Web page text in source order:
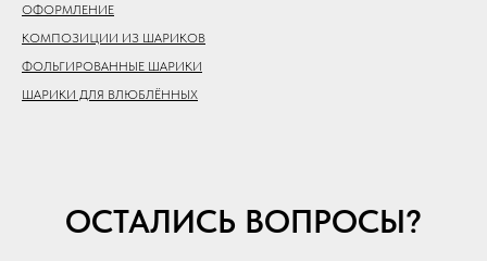
ОФОРМЛЕНИЕ
КОМПОЗИЦИИ ИЗ ШАРИКОВ
ФОЛЬГИРОВАННЫЕ ШАРИКИ
ШАРИКИ ДЛЯ ВЛЮБЛЁННЫХ
ОСТАЛИСЬ ВОПРОСЫ?